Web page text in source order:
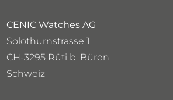
CENIC Watches AG
Solothurnstrasse 1
CH-3295 Rüti b. Büren
Schweiz